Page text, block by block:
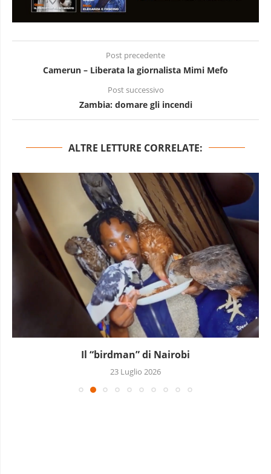
Post precedente
Camerun – Liberata la giornalista Mimi Mefo
Post successivo
Zambia: domare gli incendi
ALTRE LETTURE CORRELATE:
Il “birdman” di Nairobi
23 Luglio 2026